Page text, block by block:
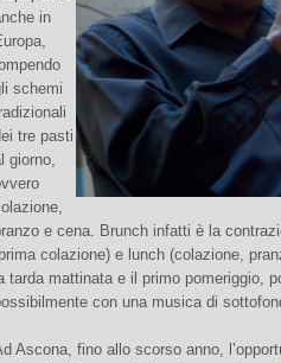
in
schemi
tre pasti
giorno,
e cena. Brunch infatti è la
colazione) e lunch (colazione,
tarda mattinata e il primo pomeriggio,
con una musica di
Ascona, fino allo scorso anno,